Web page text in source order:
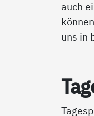
auch
uns in